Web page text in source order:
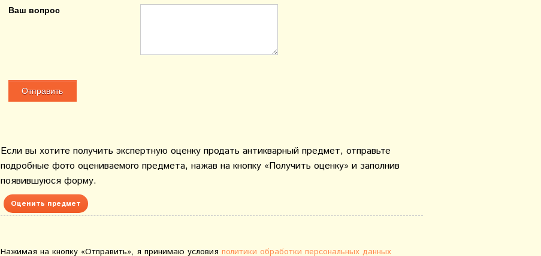
Ваш вопрос
Если вы хотите получить экспертную оценку продать антикварный предмет, отправьте
подробные фото оцениваемого предмета, нажав на кнопку «Получить оценку» и заполнив
появившуюся форму.
Оценить предмет
Нажимая на кнопку «Отправить», я принимаю условия политики обработки персональных данных